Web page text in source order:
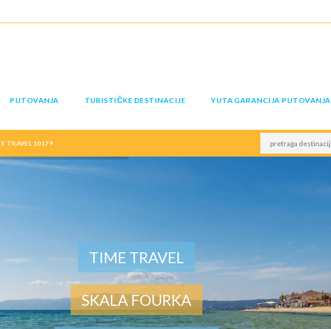
PUTOVANJA TURISTIČKE DESTINACIJE YUTA GARANCIJA PUTOVANJA
TRAVEL 10179
TIME TRAVEL
SKALA FOURKA